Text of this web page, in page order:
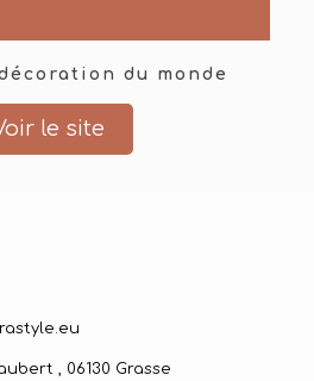
du monde
le site
, 06130 Grasse